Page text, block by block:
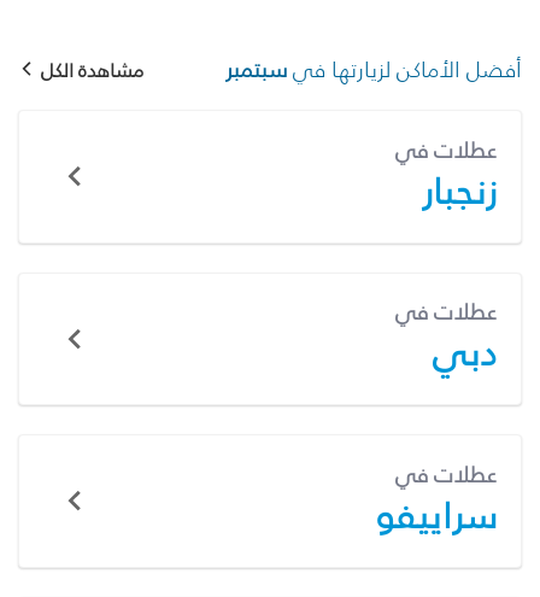
أفضل الأماكن لزيارتها فيسبتمبر مشاهدة الكل
عطلات في
زنجبار
عطلات في
دبي
عطلات في
سراييفو